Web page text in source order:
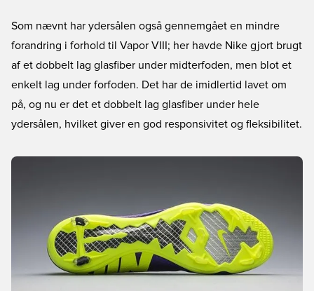
Som nævnt har ydersålen også gennemgået en mindre
forandring i forhold til Vapor VIII; her havde Nike gjort brugt
af et dobbelt lag glasfiber under midterfoden, men blot et
enkelt lag under forfoden. Det har de imidlertid lavet om
på, og nu er det et dobbelt lag glasfiber under hele
ydersålen, hvilket giver en god responsivitet og fleksibilitet.